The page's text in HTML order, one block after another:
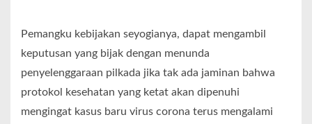
Pemangku kebijakan seyogianya, dapat mengambil
keputusan yang bijak dengan menunda
penyelenggaraan pilkada jika tak ada jaminan bahwa
protokol kesehatan yang ketat akan dipenuhi
mengingat kasus baru virus corona terus mengalami